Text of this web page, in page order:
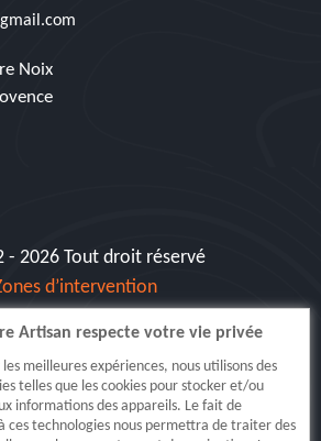
Noix
- 2026 Tout droit réservé
d’intervention
515 062 404 000 30
Artisan respecte votre vie privée
meilleures expériences, nous utilisons des
telles que les cookies pour stocker et/ou
informations des appareils. Le fait de
ces technologies nous permettra de traiter des